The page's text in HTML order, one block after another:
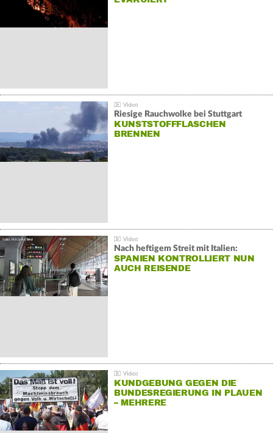
Riesige Rauchwolke bei Stuttgart
KUNSTSTOFFFLASCHEN
BRENNEN
Nach heftigem Streit mit Italien:
SPANIEN KONTROLLIERT NUN
AUCH REISENDE
KUNDGEBUNG GEGEN DIE
BUNDESREGIERUNG IN PLAUEN
– MEHRERE